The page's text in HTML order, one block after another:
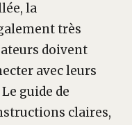
la
très
doivent
avec leurs
guide de
claires,